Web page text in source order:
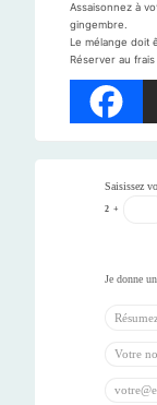
Assaisonnez à
gingembre.
Le mélange doit
Réserver au frais
Saisissez
2 +